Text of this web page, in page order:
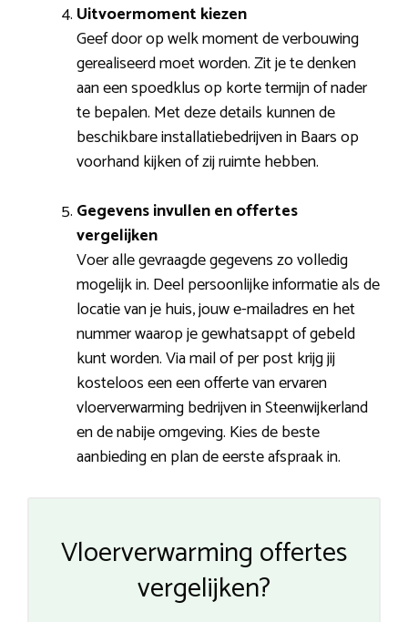
Uitvoermoment kiezen
Geef door op welk moment de verbouwing
gerealiseerd moet worden. Zit je te denken
aan een spoedklus op korte termijn of nader
te bepalen. Met deze details kunnen de
beschikbare installatiebedrijven in Baars op
voorhand kijken of zij ruimte hebben.
Gegevens invullen en offertes
vergelijken
Voer alle gevraagde gegevens zo volledig
mogelijk in. Deel persoonlijke informatie als de
locatie van je huis, jouw e-mailadres en het
nummer waarop je gewhatsappt of gebeld
kunt worden. Via mail of per post krijg jij
kosteloos een een offerte van ervaren
vloerverwarming bedrijven in Steenwijkerland
en de nabije omgeving. Kies de beste
aanbieding en plan de eerste afspraak in.
Vloerverwarming offertes
vergelijken?